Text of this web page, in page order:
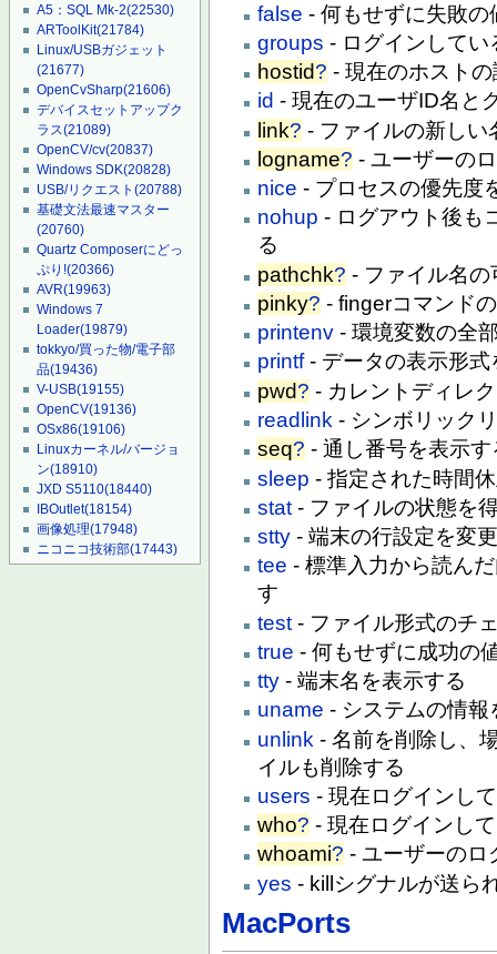
A5：SQL Mk-2(22530)
ARToolKit(21784)
Linux/USBガジェット
(21677)
OpenCvSharp(21606)
デバイスセットアップク
ラス(21089)
OpenCV/cv(20837)
Windows SDK(20828)
USB/リクエスト(20788)
基礎文法最速マスター
(20760)
Quartz Composerにどっ
ぷり!(20366)
AVR(19963)
Windows 7
Loader(19879)
tokkyo/買った物/電子部
品(19436)
V-USB(19155)
OpenCV(19136)
OSx86(19106)
Linuxカーネル/バージョ
ン(18910)
JXD S5110(18440)
IBOutlet(18154)
画像処理(17948)
ニコニコ技術部(17443)
false - 何もせずに失敗の
groups - ログインして
hostid? - 現在のホスト
id - 現在のユーザID名と
link? - ファイルの新しい
logname? - ユーザーの
nice - プロセスの優先度
nohup - ログアウト後も
る
pathchk? - ファイル名
pinky? - fingerコマンド
printenv - 環境変数の全
printf- データの表示形式
pwd? - カレントディレ
readlink - シンボリック
seq? - 通し番号を表示す
sleep - 指定された時間
stat - ファイルの状態を
stty - 端末の行設定を変
tee - 標準入力から読ん
す
test - ファイル形式のチ
true - 何もせずに成功の
tty - 端末名を表示する
uname - システムの情報
unlink - 名前を削除し、
イルも削除する
users - 現在ログインし
who? - 現在ログインし
whoami? - ユーザーのロ
yes - killシグナルが送ら
MacPorts